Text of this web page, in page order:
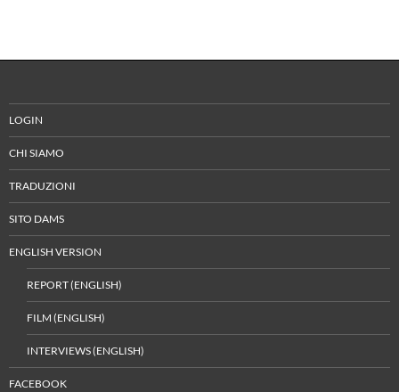
LOGIN
CHI SIAMO
TRADUZIONI
SITO DAMS
ENGLISH VERSION
REPORT (ENGLISH)
FILM (ENGLISH)
INTERVIEWS (ENGLISH)
FACEBOOK